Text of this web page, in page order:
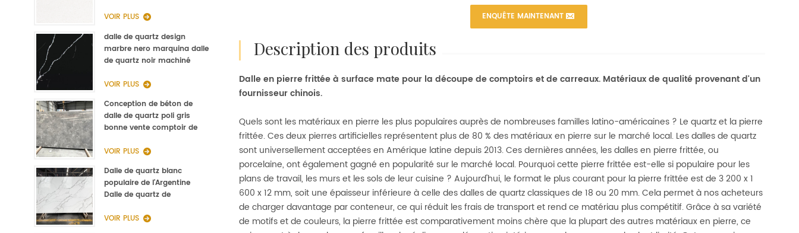
ENQUÊTE MAINTENANT
description des produits
Dalle en pierre frittée à surface mate pour la découpe de comptoirs et de carreaux. Matériaux de qualité provenant d'un
fournisseur chinois.
Quels sont les matériaux en pierre les plus populaires auprès de nombreuses familles latino-américaines ? Le quartz et la pierre
frittée. Ces deux pierres artificielles représentent plus de 80 % des matériaux en pierre sur le marché local. Les dalles de quartz
sont universellement acceptées en Amérique latine depuis 2013. Ces dernières années, les dalles en pierre frittée, ou
porcelaine, ont également gagné en popularité sur le marché local. Pourquoi cette pierre frittée est-elle si populaire pour les
plans de travail, les murs et les sols de leur cuisine ? Aujourd'hui, le format le plus courant pour la pierre frittée est de 3 200 x 1
600 x 12 mm, soit une épaisseur inférieure à celle des dalles de quartz classiques de 18 ou 20 mm. Cela permet à nos acheteurs
de charger davantage par conteneur, ce qui réduit les frais de transport et rend ce matériau plus compétitif. Grâce à sa variété
de motifs et de couleurs, la pierre frittée est comparativement moins chère que la plupart des autres matériaux en pierre, ce
VOIR PLUS
dalle de quartz design
marbre nero marquina dalle
de quartz noir machiné
VOIR PLUS
Conception de béton de
dalle de quartz poli gris
bonne vente comptoir de
VOIR PLUS
Dalle de quartz blanc
populaire de l'Argentine
Dalle de quartz de
3000 * 1400 * 20mm
VOIR PLUS